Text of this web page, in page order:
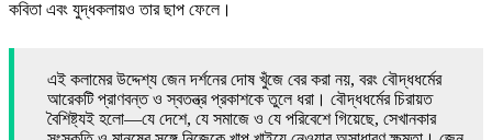
কবিতা এবং যুদ্ধকলায়ও তার ছাপ ফেলে।
এই কলামের উদ্দেশ্য জেন দর্শনের দোষ খুঁজে বের করা নয়, বরং বৌদ্ধধর্মের
আরেকটি প্রাণবন্ত ও স্বতন্ত্র প্রকাশকে তুলে ধরা। বৌদ্ধধর্মের চিরায়ত
বৈশিষ্ট্যই হলো—যে দেশে, যে সমাজে ও যে পরিবেশে গিয়েছে, সেখানকার